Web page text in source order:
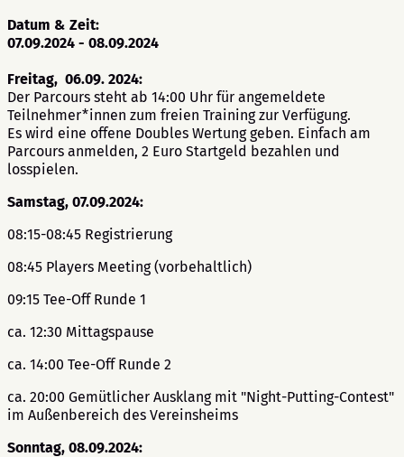
Datum & Zeit:
07.09.2024 - 08.09.2024
Freitag, 06.09. 2024:
Der Parcours steht ab 14:00 Uhr für angemeldete
Teilnehmer*innen zum freien Training zur Verfügung.
Es wird eine offene Doubles Wertung geben. Einfach am
Parcours anmelden, 2 Euro Startgeld bezahlen und
losspielen.
Samstag, 07.09.2024:
08:15-08:45 Registrierung
08:45 Players Meeting (vorbehaltlich)
09:15 Tee-Off Runde 1
ca. 12:30 Mittagspause
ca. 14:00 Tee-Off Runde 2
ca. 20:00 Gemütlicher Ausklang mit "Night-Putting-Contest"
im Außenbereich des Vereinsheims
Sonntag, 08.09.2024: